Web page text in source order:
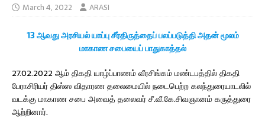
March 4, 2022 ARASI
13 ஆவது அரசியல் யாப்பு சீர்திருத்தைப் பலப்படுத்தி அதன் மூலம்
மாகாண சபையைப் பாதுகாத்தல்
27.02.2022 ஆம் திகதி யாழ்ப்பாணம் வீரசிங்கம் மண்டபத்தில் திகதி
பேராசிரியர் திஸ்ஸ விதாரண தலைமையில் நடைபெற்ற கலந்துரையாடலில்
வடக்கு மாகாண சபை அவைத் தலைவர் சீ.வீ.கே.சிவஞானம் கருத்துரை
ஆற்றினார்.